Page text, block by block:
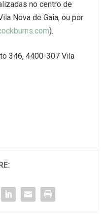
no centro de
Nova de Gaia, ou por
).
346, 4400-307 Vila